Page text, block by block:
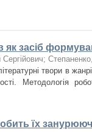
засіб
;
твори в
Методологія
їх